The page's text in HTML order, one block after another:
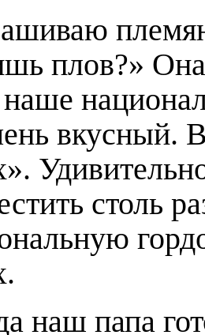
плов?»
вкусный.
столь
наш папа